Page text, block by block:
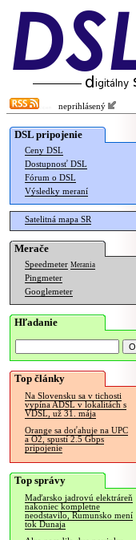
neprihlásený
DSL pripojenie
Ceny DSL
Dostupnosť DSL
Fórum o DSL
Výsledky meraní
Satelitná mapa SR
Merače
Speedmeter Merania
Pingmeter
Googlemeter
Hľadanie
Top články
Na Slovensku sa v tichosti
vypína ADSL v lokalitách s
VDSL, už 31. mája
Orange sa doťahuje na UPC
a O2, spustí 2.5 Gbps
pripojenie
Top správy
Maďarsko jadrovú elektráreň
nakoniec kompletne
neodstavilo, Rumunsko mení
tok Dunaja